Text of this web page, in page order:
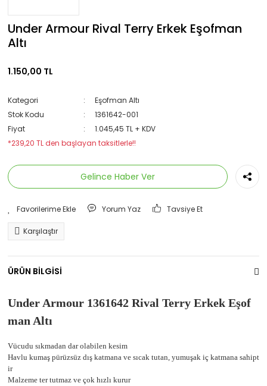
Under Armour Rival Terry Erkek Eşofman
Altı
1.150,00 TL
Kategori
Eşofman Altı
Stok Kodu
1361642-001
Fiyat
1.045,45 TL + KDV
*239,20 TL den başlayan taksitlerle!!
Gelince Haber Ver
Yorum Yaz Tavsiye Et
Karşılaştır
ÜRÜN BİLGİSİ
Under Armour 1361642 Rival Terry Erkek Eşof
man Altı
Vücudu sıkmadan dar olabilen kesim
Havlu kumaş pürüzsüz dış katmana ve sıcak tutan, yumuşak iç katmana sahipt
ir
Malzeme ter tutmaz ve çok hızlı kurur